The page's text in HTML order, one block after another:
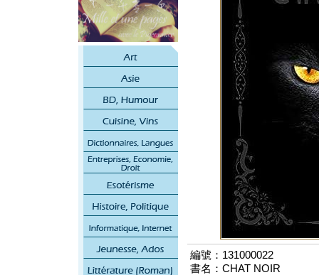
編號：131000022
書名：CHAT NOIR